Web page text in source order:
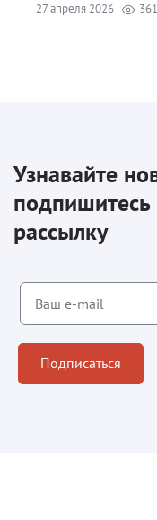
27 апреля 2026 361
Узнавайте
рассылку
Подписаться